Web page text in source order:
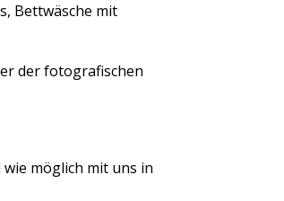
Bettwäsche mit
der fotografischen
möglich mit uns in